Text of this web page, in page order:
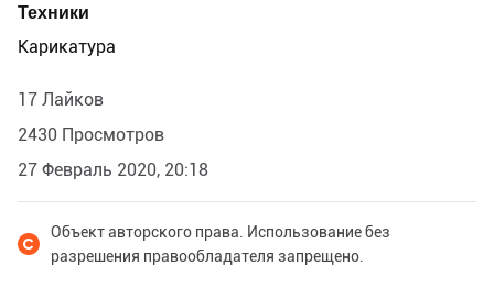
Техники
Карикатура
17 Лайков
2430 Просмотров
27 Февраль 2020, 20:18
Объект авторского права. Использование без
разрешения правообладателя запрещено.